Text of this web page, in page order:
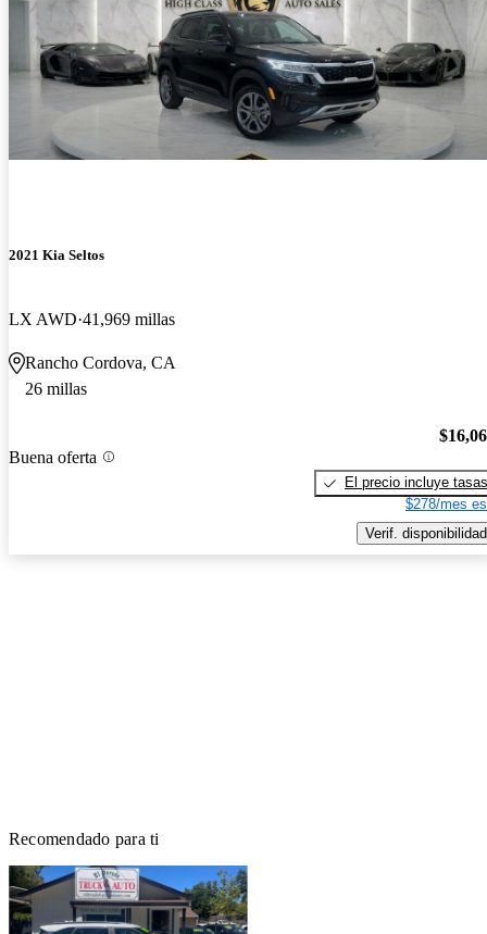
2021 Kia Seltos
LX AWD 41,969 millas
Rancho Cordova, CA
26 millas
Buena oferta
El precio incluye tasas
$278/mes
Verif. disponibilidad
Recomendado para ti